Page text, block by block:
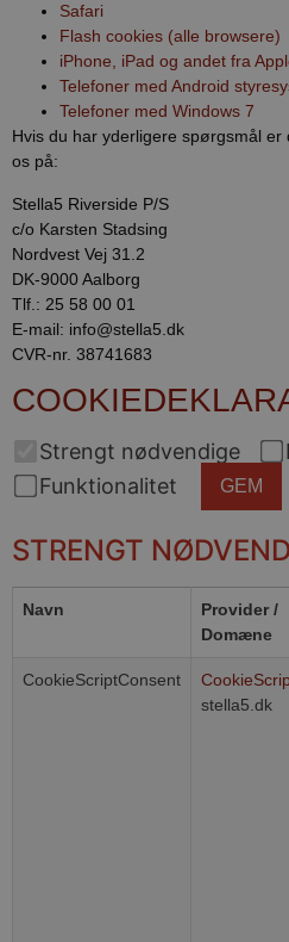
Safari
Flash cookies (alle browsere)
iPhone, iPad og andet fra
Telefoner med Android
Telefoner med Windows 7
Hvis du har yderligere spørgsmål
os på:
Stella5 Riverside P/S
c/o Karsten Stadsing
Nordvest Vej 31.2
DK-9000 Aalborg
Tlf.: 25 58 00 01
E-mail: info@stella5.dk
CVR-nr. 38741683
Strengt nødvendige
Funktionalitet
GEM
STRENGT
Navn
Provider /
Domæne
CookieScriptConsent
stella5.dk